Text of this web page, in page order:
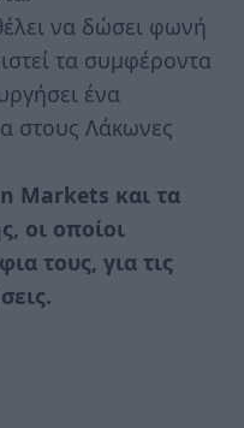
να δώσει φωνή
τα συμφέροντα
ένα
στους Λάκωνες
Markets και τα
oι οποίοι
τους, για τις